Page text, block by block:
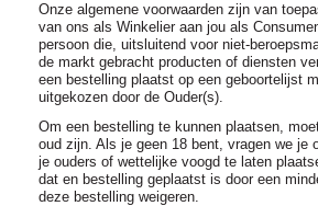
Onze algemene voorwaarden zijn van
van ons als Winkelier aan jou als
persoon die, uitsluitend voor niet-
de markt gebracht producten of diensten
een bestelling plaatst op een geboortelijst
uitgekozen door de Ouder(s).
Om een bestelling te kunnen plaatsen,
oud zijn. Als je geen 18 bent, vragen we je
je ouders of wettelijke voogd te laten
dat en bestelling geplaatst is door een
deze bestelling weigeren.